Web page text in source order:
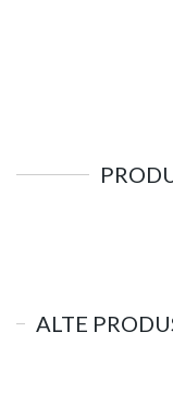
ALTE